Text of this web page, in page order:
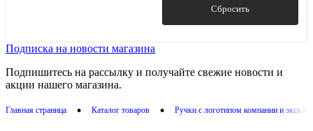
Сбросить
Подписка на новости магазина
Подпишитесь на рассылку и получайте свежие новости и
акции нашего магазина.
Главная страница • Каталог товаров • Ручки с логотипом компании и